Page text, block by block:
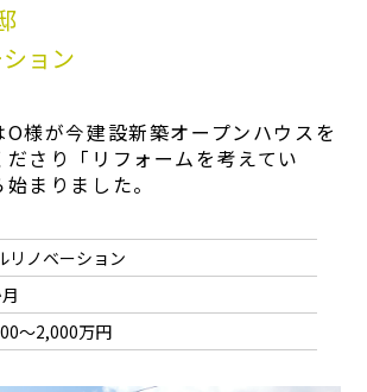
ョン
様が今建設新築オープンハウスを
ださり「リフォームを考えてい
まりました。
リノベーション
～2,000万円